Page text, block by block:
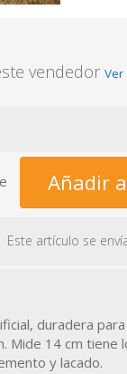
vendedor
Añadir
Este artículo se
duradera
Mide 14 cm tiene
y lacado.